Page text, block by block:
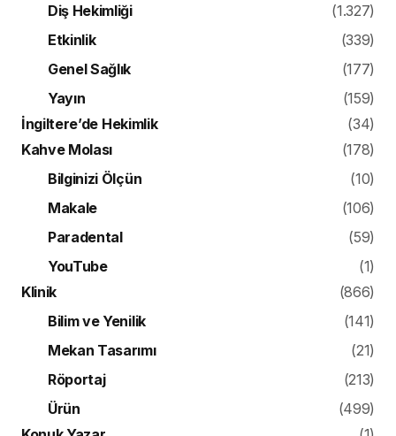
Diş Hekimliği
(1.327)
Etkinlik
(339)
Genel Sağlık
(177)
Yayın
(159)
İngiltere’de Hekimlik
(34)
Kahve Molası
(178)
Bilginizi Ölçün
(10)
Makale
(106)
Paradental
(59)
YouTube
(1)
Klinik
(866)
Bilim ve Yenilik
(141)
Mekan Tasarımı
(21)
Röportaj
(213)
Ürün
(499)